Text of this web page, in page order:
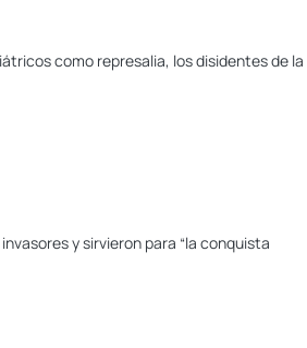
como represalia, los disidentes de la
y sirvieron para “la conquista